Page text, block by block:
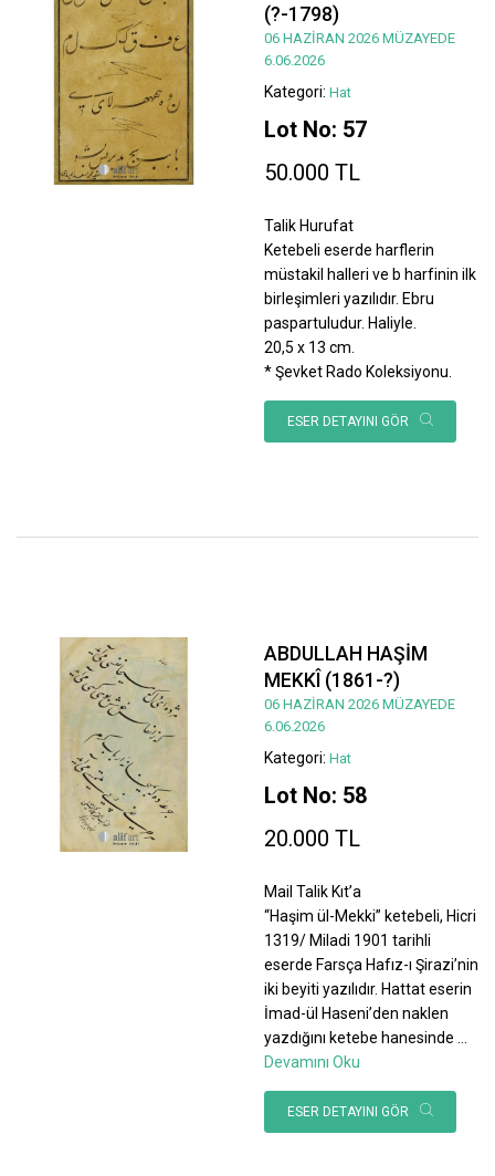
(?-1798)
06 HAZİRAN 2026 MÜZAYEDE
6.06.2026
Kategori: Hat
Lot No: 57
50.000 TL
Talik Hurufat
Ketebeli eserde harflerin
müstakil halleri ve b harfinin ilk
birleşimleri yazılıdır. Ebru
paspartuludur. Haliyle.
20,5 x 13 cm.
* Şevket Rado Koleksiyonu.
ESER DETAYINI GÖR
ABDULLAH HAŞİM
MEKKÎ (1861-?)
06 HAZİRAN 2026 MÜZAYEDE
6.06.2026
Kategori: Hat
Lot No: 58
20.000 TL
Mail Talik Kıt’a
“Haşim ül-Mekki” ketebeli, Hicri
1319/ Miladi 1901 tarihli
eserde Farsça Hafız-ı Şirazi’nin
iki beyiti yazılıdır. Hattat eserin
İmad-ül Haseni’den naklen
yazdığını ketebe hanesinde
Devamını Oku
ESER DETAYINI GÖR